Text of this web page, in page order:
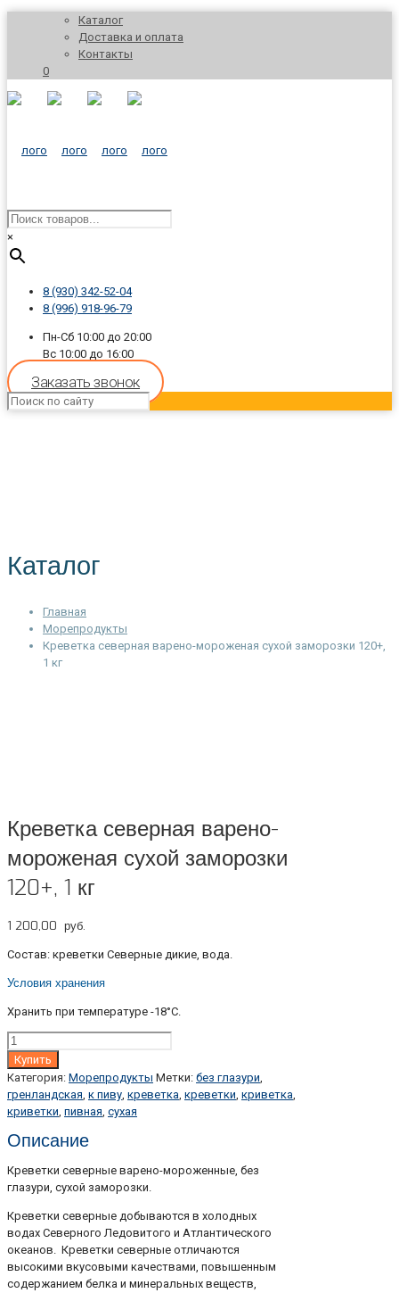
Каталог
Доставка и оплата
Контакты
0
×
8 (930) 342-52-04
8 (996) 918-96-79
Пн-Сб 10:00 до 20:00
Вс 10:00 до 16:00
Заказать звонок
Каталог
Главная
Морепродукты
Креветка северная варено-мороженая сухой заморозки 120+,
1 кг
Креветка северная варено-
мороженая сухой заморозки
120+, 1 кг
1 200,00 руб.
Состав: креветки Северные дикие, вода.
Условия хранения
Хранить при температуре -18°С.
Количество
Купить
Категория: Морепродукты Метки: без глазури,
гренландская, к пиву, креветка, креветки, криветка,
криветки, пивная, сухая
Описание
Креветки северные варено-мороженные, без
глазури, сухой заморозки.
Креветки северные добываются в холодных
водах Северного Ледовитого и Атлантического
океанов. Креветки северные отличаются
высокими вкусовыми качествами, повышенным
содержанием белка и минеральных веществ,